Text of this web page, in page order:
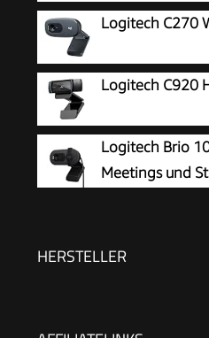
Mikrofone
Logitech C270
Logitech C920
Logitech Brio
Meetings und
HERSTELLER